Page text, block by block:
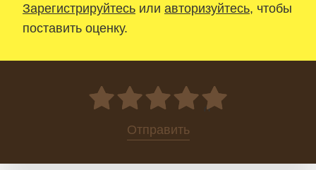
Зарегистрируйтесь или авторизуйтесь, чтобы
поставить оценку.
0
Отправить